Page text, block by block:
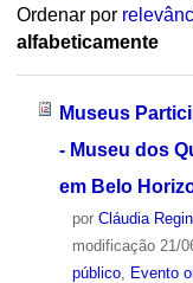
Ordenar por
alfabeticamente
Museus
- Museu dos
em Belo
por Cláudia
modificação21/
público, Evento